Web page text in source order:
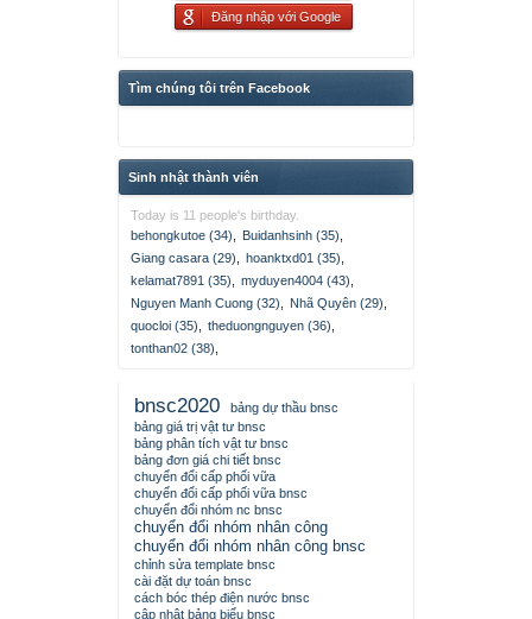
Đăng nhập với Google
Tìm chúng tôi trên Facebook
Sinh nhật thành viên
Today is 11 people's birthday.
behongkutoe (34)
Buidanhsinh (35)
Giang casara (29)
hoanktxd01 (35)
kelamat7891 (35)
myduyen4004 (43)
Nguyen Manh Cuong (32)
Nhã Quyên (29)
quocloi (35)
theduongnguyen (36)
tonthan02 (38)
bnsc2020
bảng dự thầu bnsc
bảng giá trị vật tư bnsc
bảng phân tích vật tư bnsc
bảng đơn giá chi tiết bnsc
chuyển đổi cấp phối vữa
chuyển đổi cấp phối vữa bnsc
chuyển đổi nhóm nc bnsc
chuyển đổi nhóm nhân công
chuyển đổi nhóm nhân công bnsc
chỉnh sửa template bnsc
cài đặt dự toán bnsc
cách bóc thép điện nước bnsc
cập nhật bảng biểu bnsc